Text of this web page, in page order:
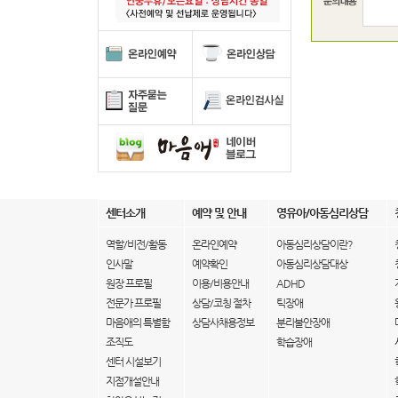
센터소개 예약 및 안내 영유아/아동심리상담
역할/비전/활동
인사말
원장 프로필
전문가 프로필
마음애의 특별함
조직도
센터 시설보기
지점개설안내
온라인예약
예약확인
이용/비용안내
상담/코칭 절차
상담사채용정보
아동심리상담이란?
아동심리상담대상
ADHD
틱장애
분리불안장애
학습장애